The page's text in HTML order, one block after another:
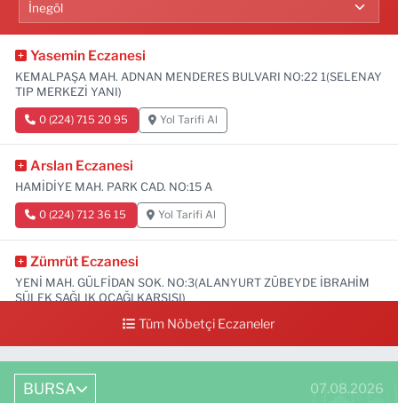
Yasemin Eczanesi
KEMALPAŞA MAH. ADNAN MENDERES BULVARI NO:22 1(SELENAY
TIP MERKEZİ YANI)
0 (224) 715 20 95 Yol Tarifi Al
Arslan Eczanesi
HAMİDİYE MAH. PARK CAD. NO:15 A
0 (224) 712 36 15 Yol Tarifi Al
Zümrüt Eczanesi
YENİ MAH. GÜLFİDAN SOK. NO:3(ALANYURT ZÜBEYDE İBRAHİM
SÜLEK SAĞLIK OCAĞI KARŞISI)
0 (531) 239 44 04 Yol Tarifi Al
Tüm Nöbetçi Eczaneler
BURSA 07.08.2026